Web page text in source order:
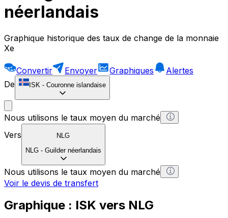
néerlandais
Graphique historique des taux de change de la monnaie
Xe
Convertir Envoyer Graphiques
Alertes
De
ISK - Couronne islandaise
Nous utilisons le taux moyen du marché
Vers
NLG
NLG - Guilder néerlandais
Nous utilisons le taux moyen du marché
Voir le devis de transfert
Graphique : ISK vers NLG